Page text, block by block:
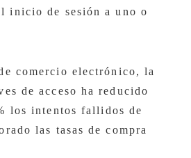
inicio de sesión a uno o
comercio electrónico, la
de acceso ha reducido
los intentos fallidos de
las tasas de compra